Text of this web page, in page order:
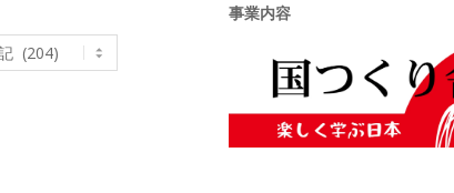
事業内容